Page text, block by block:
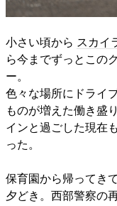
小さい頃から スカイ
ら今までずっとこの
ー。
色々な場所にドライ
ものが増えた働き盛
インと過ごした現在
った。
保育園から帰ってき
夕どき。西部警察の